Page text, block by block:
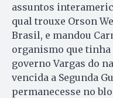
assuntos
qual trouxe Orson
Brasil, e mandou
organismo que
governo Vargas do
vencida a Segunda
permanecesse no